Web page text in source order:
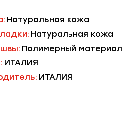
Натуральная кожа
Натуральная кожа
Полимерный материал
ИТАЛИЯ
ИТАЛИЯ